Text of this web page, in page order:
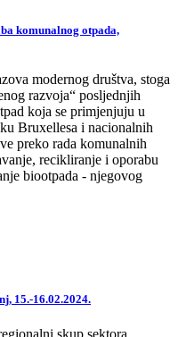
komunalnog otpada,
modernog društva, stoga
razvoja“ posljednjih
koja se primjenjuju u
Bruxellesa i nacionalnih
preko rada komunalnih
recikliranje i oporabu
biootpada - njegovog
15.-16.02.2024.
skup sektora